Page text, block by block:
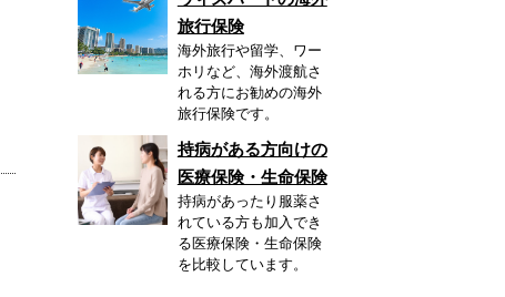
旅行保険
海外旅行や留学、ワー
ホリなど、海外渡航さ
れる方にお勧めの海外
旅行保険です。
持病がある方向けの
医療保険・生命保険
持病があったり服薬さ
れている方も加入でき
る医療保険・生命保険
を比較しています。